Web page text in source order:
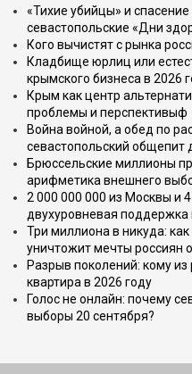
«Тихие убийцы» и спасение
севастопольские «Дни
Кого вычистят с рынка
Кладбище юрлиц или
крымского бизнеса в 2026
Крым как центр
проблемы и перспективыф
Война войной, а обед по
севастопольский общепит
Брюссельские миллионы
арифметика внешнего
2 000 000 000 из Москвы и
двухуровневая поддержка
Три миллиона в никуда:
уничтожит мечты россиян
Разрыв поколений: кому
квартира в 2026 году
Голос не онлайн: почему
выборы 20 сентября?